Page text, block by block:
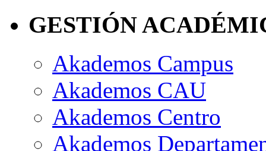
GESTIÓN
Akademos Campus
Akademos CAU
Akademos Centro
Akademos